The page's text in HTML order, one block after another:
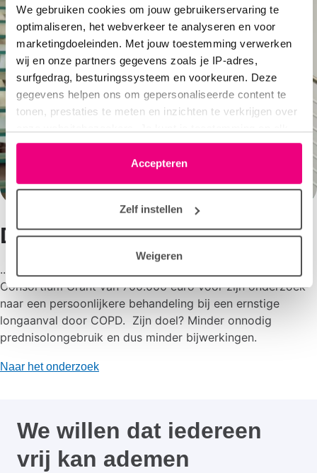
We gebruiken cookies om jouw gebruikerservaring te
optimaliseren, het webverkeer te analyseren en voor
marketingdoeleinden. Met jouw toestemming verwerken
wij en onze partners gegevens zoals je IP-adres,
surfgedrag, besturingssysteem en voorkeuren. Deze
gegevens helpen ons om gepersonaliseerde content te
tonen, prestaties te meten en inzichten te verkrijgen over
moment wijzigen of intrekken via het cookie-icoontje
linksonder elke pagina. De lijst met partners is te vinden
in het tabblad “details”.
Accepteren
Zelf instellen
Weigeren
Dr. Pieter-Paul Hekking...
...van het Franciscus Gasthuis & Vlietland kreeg een
Consortium Grant van 700.000 euro voor zijn onderzoek
naar een persoonlijkere behandeling bij een ernstige
longaanval door COPD. Zijn doel? Minder onnodig
prednisolongebruik en dus minder bijwerkingen.
Naar het onderzoek
We willen dat iedereen
vrij kan ademen